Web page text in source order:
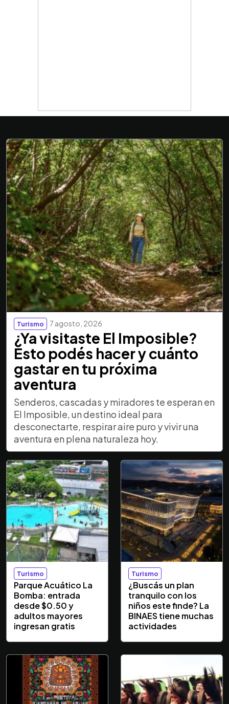
Turismo 7 agosto, 2026
¿Ya visitaste El Imposible?
Esto podés hacer y cuánto
gastar en tu próxima
aventura
Senderos, cascadas y miradores te esperan en
El Imposible, un destino ideal para
desconectarte, respirar aire puro y vivir una
aventura en plena naturaleza hoy.
Turismo
Parque Acuático La
Bomba: entrada
desde $0.50 y
adultos mayores
ingresan gratis
Turismo
¿Buscás un plan
tranquilo con los
niños este finde? La
BINAES tiene muchas
actividades